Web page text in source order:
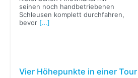
seinen noch handbetriebenen
Schleusen komplett durchfahren,
bevor […]
Vier Höhepunkte in einer Tour